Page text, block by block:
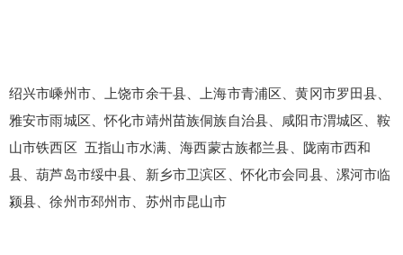
绍兴市嵊州市、上饶市余干县、上海市青浦区、黄冈市罗田县、
雅安市雨城区、怀化市靖州苗族侗族自治县、咸阳市渭城区、鞍
山市铁西区 五指山市水满、海西蒙古族都兰县、陇南市西和
县、葫芦岛市绥中县、新乡市卫滨区、怀化市会同县、漯河市临
颍县、徐州市邳州市、苏州市昆山市